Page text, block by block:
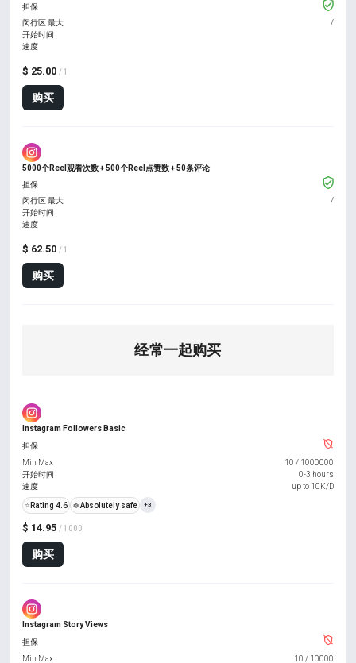
$ 25.00 / 1
购买
担保
闵行区 最大
/
开始时间
速度
5000个Reel观看次数 + 500个Reel点赞数 + 50条评论
$ 62.50 / 1
购买
担保
闵行区 最大
/
开始时间
速度
经常一起购买
Instagram Followers Basic
$ 14.95 / 1000
购买
担保
Min Max
10 / 1000000
开始时间
0-3 hours
速度
up to 10K/D
⭐ Rating 4.6 🍀Absolutely safe +3
Instagram Story Views
担保
Min Max
10 / 10000